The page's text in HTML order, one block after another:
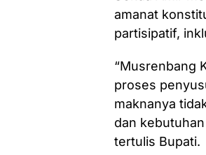
amanat
partisipatif,
“Musrenbang
proses
maknanya
dan
tertulis Bupati.